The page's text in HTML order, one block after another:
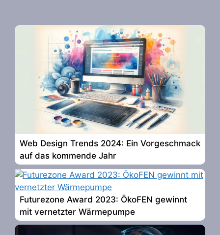
Web Design Trends 2024: Ein Vorgeschmack
auf das kommende Jahr
Futurezone Award 2023: ÖkoFEN gewinnt
mit vernetzter Wärmepumpe